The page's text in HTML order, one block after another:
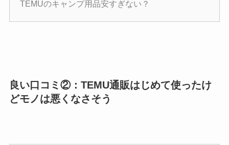
TEMUのキャンプ用品安すぎない？
良い口コミ②：TEMU通販はじめて使ったけ
どモノは悪くなさそう